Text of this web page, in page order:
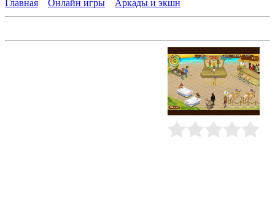
Главная
Онлайн игры Аркады и экшн